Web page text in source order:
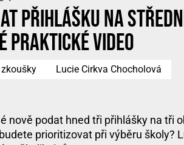
přihlášku na
praktické video
Lucie Cirkva Chocholová
nově podat hned tři přihlášky na tři
prioritizovat při výběru školy?